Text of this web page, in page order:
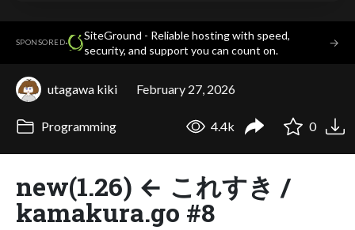
SPONSORED·
SiteGround - Reliable hosting with speed,
security, and support you can count on.
→
utagawa kiki February 27, 2026
Programming 4.4k 0
new(1.26) ← これすき /
kamakura.go #8